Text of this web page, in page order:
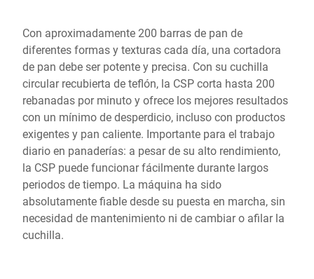
Con aproximadamente 200 barras de pan de
diferentes formas y texturas cada día, una cortadora
de pan debe ser potente y precisa. Con su cuchilla
circular recubierta de teflón, la CSP corta hasta 200
rebanadas por minuto y ofrece los mejores resultados
con un mínimo de desperdicio, incluso con productos
exigentes y pan caliente. Importante para el trabajo
diario en panaderías: a pesar de su alto rendimiento,
la CSP puede funcionar fácilmente durante largos
periodos de tiempo. La máquina ha sido
absolutamente fiable desde su puesta en marcha, sin
necesidad de mantenimiento ni de cambiar o afilar la
cuchilla.